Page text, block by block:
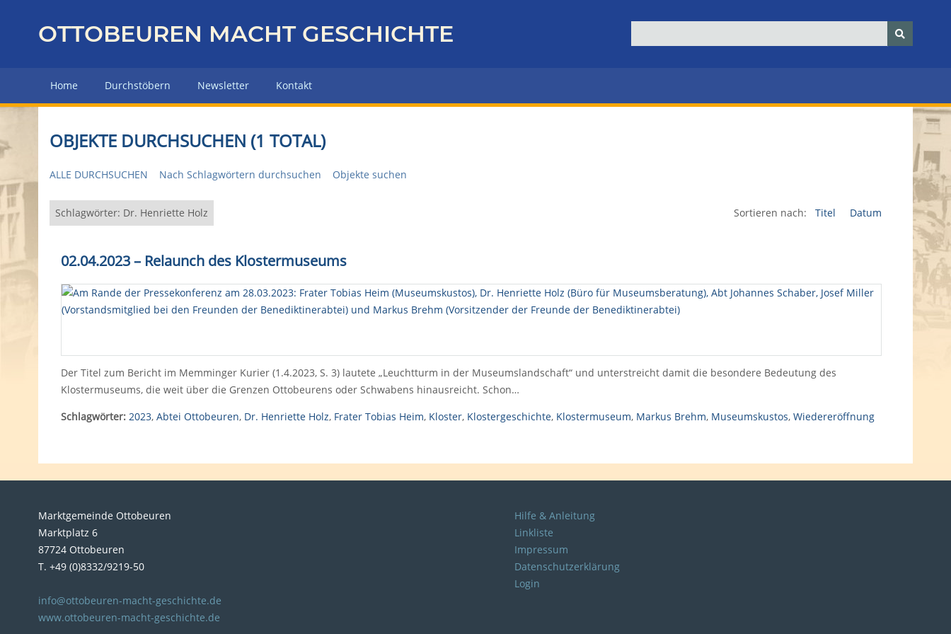
z
r
H
u
p
e
OTTOBEUREN MACHT GESCHICHTE
Home Durchstöbern Newsletter Kontakt
OBJEKTE DURCHSUCHEN (1 TOTAL)
ALLE DURCHSUCHEN Nach Schlagwörtern durchsuchen Objekte suchen
Schlagwörter: Dr. Henriette Holz Sortieren nach: Titel Datum
02.04.2023 – Relaunch des Klostermuseums
Der Titel zum Bericht im Memminger Kurier (1.4.2023, S. 3) lautete „Leuchtturm in der Museumslandschaft“ und unterstreicht damit die besondere Bedeutung des
Klostermuseums, die weit über die Grenzen Ottobeurens oder Schwabens hinausreicht. Schon…
Schlagwörter: 2023, Abtei Ottobeuren, Dr. Henriette Holz, Frater Tobias Heim, Kloster, Klostergeschichte, Klostermuseum, Markus Brehm, Museumskustos, Wiedereröffnung
Marktgemeinde Ottobeuren
Marktplatz 6
87724 Ottobeuren
T. +49 (0)8332/9219-50
info@ottobeuren-macht-geschichte.de
www.ottobeuren-macht-geschichte.de
Hilfe & Anleitung
Linkliste
Impressum
Datenschutzerklärung
Login